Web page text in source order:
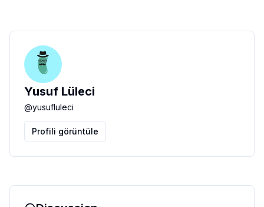
Yusuf Lüleci
@yusufluleci
Profili görüntüle